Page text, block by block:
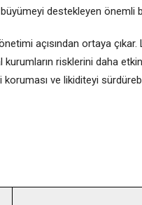
destekleyen önemli
açısından ortaya
risklerini daha
koruması ve likiditeyi